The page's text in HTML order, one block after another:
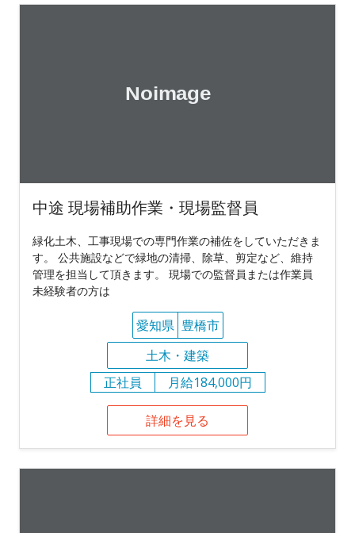
中途 現場補助作業・現場監督員
緑化土木、工事現場での専門作業の補佐をしていただきま
す。 公共施設などで緑地の清掃、除草、剪定など、維持
管理を担当して頂きます。 現場での監督員または作業員
未経験者の方は
愛知県 豊橋市
土木・建築
正社員
月給184,000円
詳細を見る